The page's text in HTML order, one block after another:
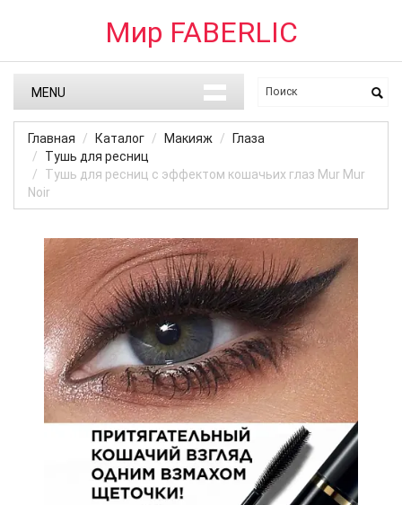
Мир FABERLIC
MENU
Главная Каталог Макияж
Глаза
Тушь для ресниц
Тушь для ресниц с эффектом кошачьих глаз Mur Mur
Noir